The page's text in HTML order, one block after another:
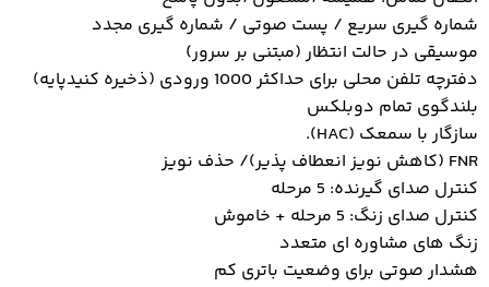
شماره گیری سریع / پست صوتی / شماره گیری مجدد
موسیقی در حالت انتظار (مبتنی بر سرور)
دفترچه تلفن محلی برای حداکثر 1000 ورودی (ذخیره کنیدپایه)
بلندگوی تمام دوبلکس
سازگار با سمعک (HAC).
FNR (کاهش نویز انعطاف پذیر)/ حذف نویز
کنترل صدای گیرنده: 5 مرحله
کنترل صدای زنگ: 5 مرحله + خاموش
زنگ های مشاوره ای متعدد
هشدار صوتی برای وضعیت باتری کم